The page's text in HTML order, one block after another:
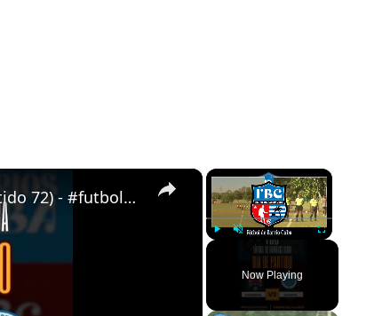
×
Unmute Fullscreen
Now Playing
×
Almendras de Párraga VS Fajardo (Partido 72) - #futboldebarrioscuba